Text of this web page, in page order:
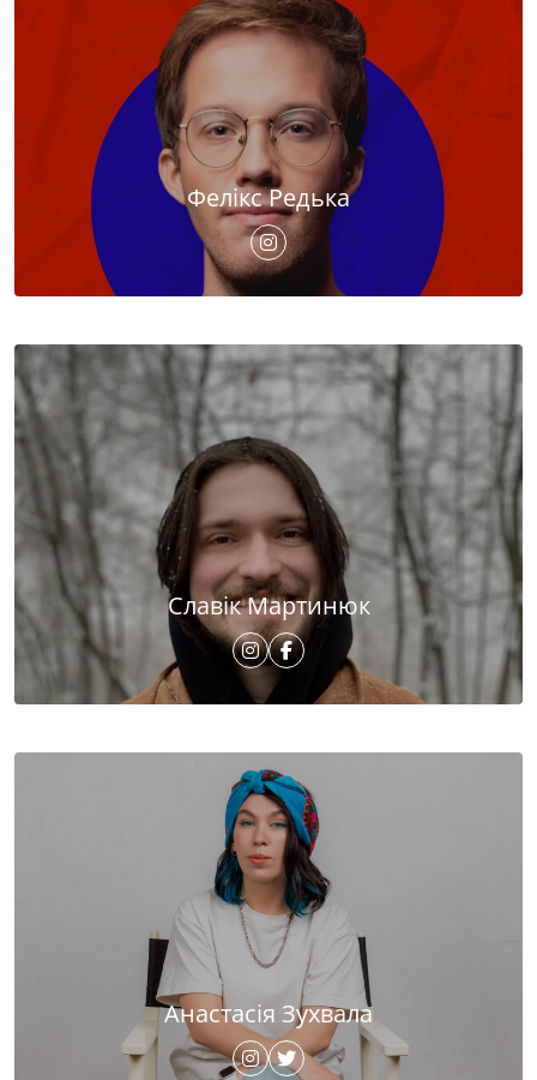
Фелікс Редька
Славік Мартинюк
Анастасія Зухвала